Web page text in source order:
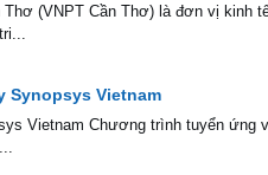
(VNPT Cần Thơ) là đơn vị kinh
Synopsys Vietnam
Vietnam Chương trình tuyển ứng